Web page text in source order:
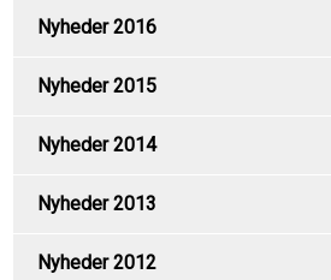
Nyheder 2016
Nyheder 2015
Nyheder 2014
Nyheder 2013
Nyheder 2012